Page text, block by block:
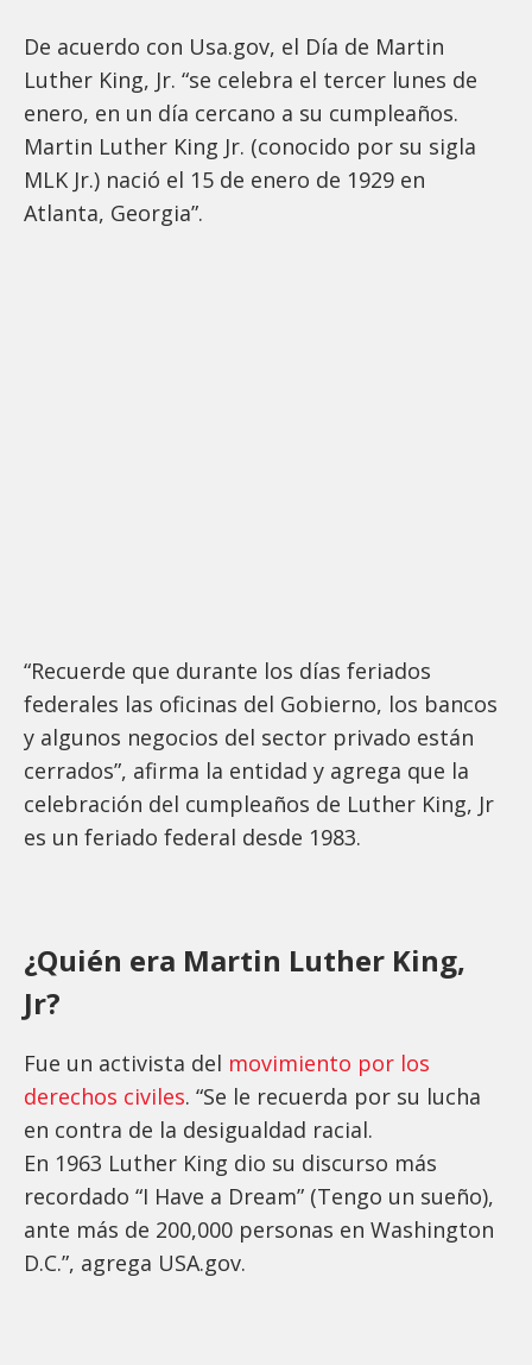
De acuerdo con Usa.gov, el Día de Martin
Luther King, Jr. “se celebra el tercer lunes de
enero, en un día cercano a su cumpleaños.
Martin Luther King Jr. (conocido por su sigla
MLK Jr.) nació el 15 de enero de 1929 en
Atlanta, Georgia”.
“Recuerde que durante los días feriados
federales las oficinas del Gobierno, los bancos
y algunos negocios del sector privado están
cerrados”, afirma la entidad y agrega que la
celebración del cumpleaños de Luther King, Jr
es un feriado federal desde 1983.
¿Quién era Martin Luther King,
Jr?
Fue un activista del movimiento por los
derechos civiles. “Se le recuerda por su lucha
en contra de la desigualdad racial.
En 1963 Luther King dio su discurso más
recordado “I Have a Dream” (Tengo un sueño),
ante más de 200,000 personas en Washington
D.C.”, agrega USA.gov.